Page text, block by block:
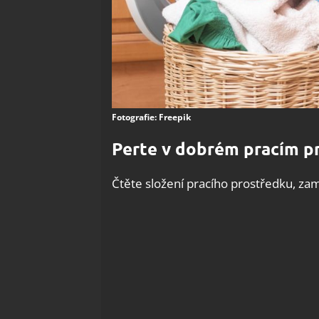
Fotografie: Freepik
Perte v dobrém pracím
Čtěte složení pracího prostředku,